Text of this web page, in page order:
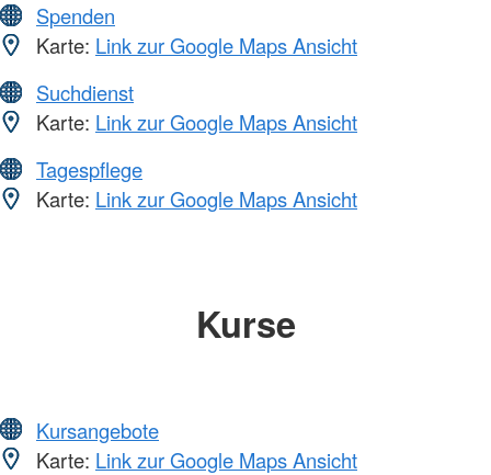
Spenden
Karte: Link zur Google Maps Ansicht
Suchdienst
Karte: Link zur Google Maps Ansicht
Tagespflege
Karte: Link zur Google Maps Ansicht
Kurse
Kursangebote
Karte: Link zur Google Maps Ansicht